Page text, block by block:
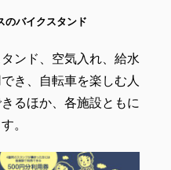
のバイクスタンド
ンド、空気入れ、給水
き、自転車を楽しむ人
るほか、各施設ともに
。